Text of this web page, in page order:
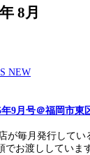
8月
NEW
9月号＠福岡市東
が毎月発行して
でお渡ししていま